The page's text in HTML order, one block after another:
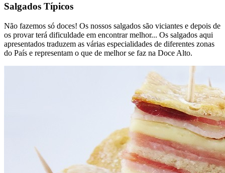
Salgados Típicos
Não fazemos só doces! Os nossos salgados são viciantes e depois de
os provar terá dificuldade em encontrar melhor... Os salgados aqui
apresentados traduzem as várias especialidades de diferentes zonas
do País e representam o que de melhor se faz na Doce Alto.